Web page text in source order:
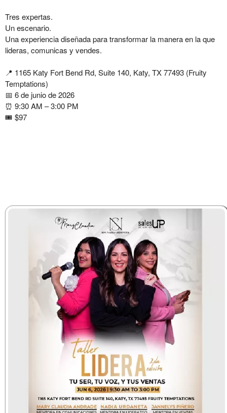
Tres expertas.
Un escenario.
Una experiencia diseñada para transformar la manera en la que
lideras, comunicas y vendes.
📍 1165 Katy Fort Bend Rd, Suite 140, Katy, TX 77493 (Fruity
Temptations)
📅 6 de junio de 2026
⏰ 9:30 AM – 3:00 PM
🎟️ $97